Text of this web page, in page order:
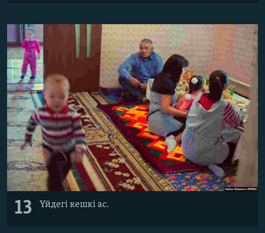
13 Үйдегі кешкі ас.